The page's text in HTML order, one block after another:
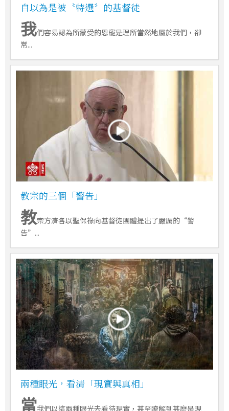
自以為是被〝特選〞的基督徒
我們容易認為所蒙受的恩寵是理所當然地屬於我們，卻
常...
教宗的三個「警告」
教宗方濟各以聖保祿向基督徒團體提出了嚴厲的“警
告”...
兩種眼光，看清「現實與真相」
當我們以這兩種眼光去看待現實，甚至瞭解到甚麽是現